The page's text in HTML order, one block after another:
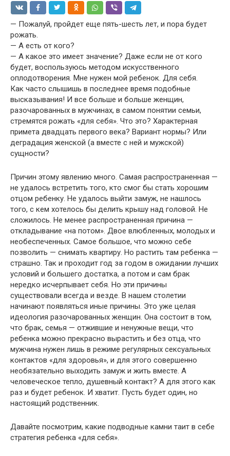
— Пожалуй, пройдет еще пять-шесть лет, и пора будет
рожать.
— А есть от кого?
— А какое это имеет значение? Даже если не от кого
будет, воспользуюсь методом искусственного
оплодотворения. Мне нужен мой ребенок. Для себя.
Как часто слышишь в последнее время подобные
высказывания! И все больше и больше женщин,
разочарованных в мужчинах, в самом понятии семьи,
стремятся рожать «для себя». Что это? Характерная
примета двадцать первого века? Вариант нормы? Или
деградация женской (а вместе с ней и мужской)
сущности?
Причин этому явлению много. Самая распространенная —
не удалось встретить того, кто смог бы стать хорошим
отцом ребенку. Не удалось выйти замуж, не нашлось
того, с кем хотелось бы делить крышу над головой. Не
сложилось. Не менее распространенная причина —
откладывание «на потом». Двое влюбленных, молодых и
необеспеченных. Самое большое, что можно себе
позволить — снимать квартиру. Но растить там ребенка —
страшно. Так и проходит год за годом в ожидании лучших
условий и большего достатка, а потом и сам брак
нередко исчерпывает себя. Но эти причины
существовали всегда и везде. В нашем столетии
начинают появляться иные причины. Это уже целая
идеология разочарованных женщин. Она состоит в том,
что брак, семья — отжившие и ненужные вещи, что
ребенка можно прекрасно вырастить и без отца, что
мужчина нужен лишь в режиме регулярных сексуальных
контактов «для здоровья», и для этого совершенно
необязательно выходить замуж и жить вместе. А
человеческое тепло, душевный контакт? А для этого как
раз и будет ребенок. И хватит. Пусть будет один, но
настоящий родственник.
Давайте посмотрим, какие подводные камни таит в себе
стратегия ребенка «для себя».